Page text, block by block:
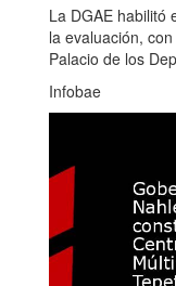
La DGAE habilitó
la evaluación,
Palacio de los
Infobae